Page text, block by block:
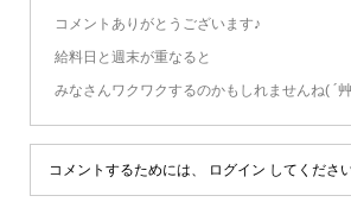
コメントありがとうございます♪
給料日と週末が重なると
みなさんワクワクするのかもしれませんね( ´
コメントするためには、 ログイン してください